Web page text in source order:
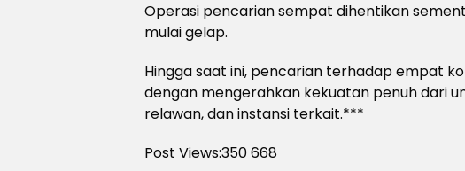
Operasi pencarian sempat dihentikan
mulai gelap.
Hingga saat ini, pencarian terhadap empat
dengan mengerahkan kekuatan penuh dari
relawan, dan instansi terkait.***
Post Views:350668